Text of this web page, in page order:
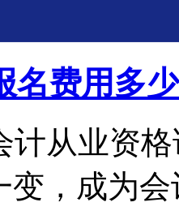
名费用多
计从业资
变，成为